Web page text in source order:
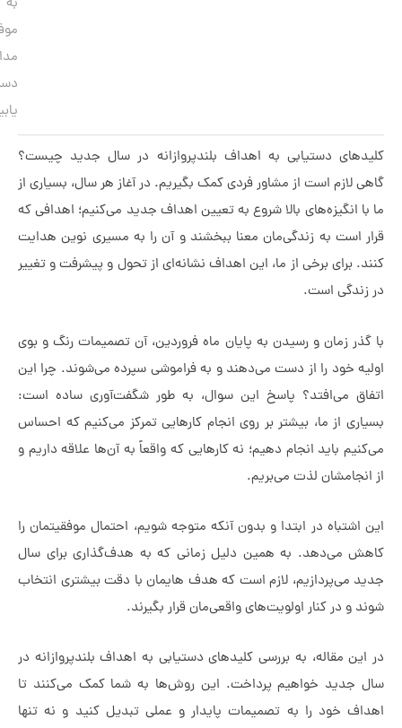
موفقیت‌های
دستیابی به اهداف بلندپروازانه در سال جدید چیست؟
است از مشاور فردی کمک بگیریم. در آغاز هر سال، بسیاری از
بالا شروع به تعیین اهداف جدید می‌کنیم؛ اهدافی که
به زندگی‌مان معنا ببخشند و آن را به مسیری نوین هدایت
برخی از ما، این اهداف نشانه‌ای از تحول و پیشرفت و تغییر
است.
زمان و رسیدن به پایان ماه فروردین، آن تصمیمات رنگ و بوی
خود را از دست می‌دهند و به فراموشی سپرده می‌شوند. چرا این
می‌افتد؟ پاسخ این سوال، به طور شگفت‌آوری ساده است:
از ما، بیشتر بر روی انجام کارهایی تمرکز می‌کنیم که احساس
باید انجام دهیم؛ نه کارهایی که واقعاً به آن‌ها علاقه داریم و
لذت می‌بریم.
در ابتدا و بدون آنکه متوجه شویم، احتمال موفقیتمان را
می‌دهد. به همین دلیل زمانی که به هدف‌گذاری برای سال
لازم است که هدف هایمان با دقت بیشتری انتخاب
در کنار اولویت‌های واقعی‌مان قرار بگیرند.
مقاله، به بررسی کلیدهای دستیابی به اهداف بلندپروازانه در
خواهیم پرداخت. این روش‌ها به شما کمک می‌کنند تا
خود را به تصمیمات پایدار و عملی تبدیل کنید و نه تنها